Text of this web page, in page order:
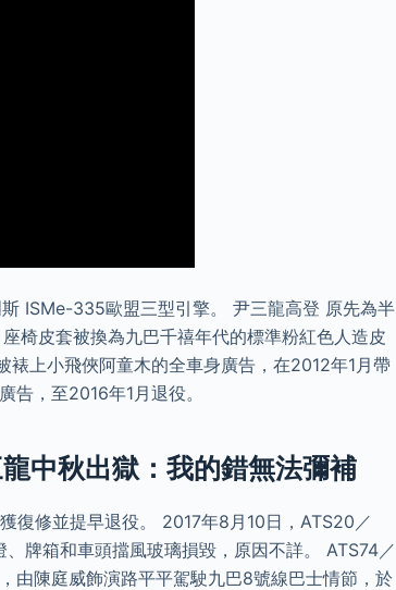
ISMe-335歐盟三型引擎。 尹三龍高登 原先為半
椅皮套被換為九巴千禧年代的標準粉紅色人造皮
上小飛俠阿童木的全車身廣告，在2012年1月帶
告，至2016年1月退役。
中秋出獄：我的錯無法彌補
復修並提早退役。 2017年8月10日，ATS20／
牌箱和車頭擋風玻璃損毀，原因不詳。 ATS74／
由陳庭威飾演路平平駕駛九巴8號線巴士情節，於